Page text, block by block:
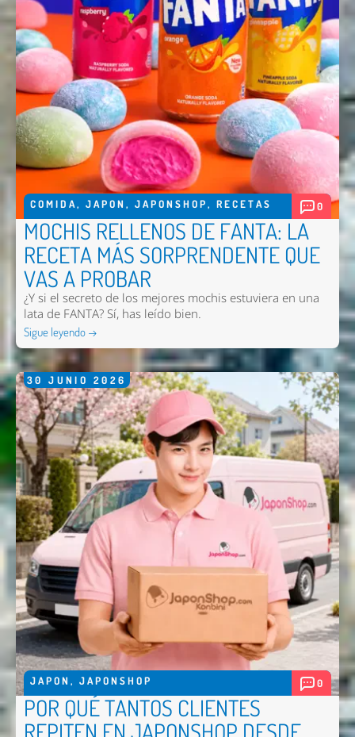
COMIDA, JAPON , JAPONSHOP, RECETAS 0
MOCHIS RELLENOS DE FANTA: LA
RECETA MÁS SORPRENDENTE QUE
VAS A PROBAR
¿Y si el secreto de los mejores mochis estuviera en una
lata de FANTA? Sí, has leído bien.
Sigue leyendo →
30 JUNIO 2026
JAPON , JAPONSHOP 0
POR QUÉ TANTOS CLIENTES